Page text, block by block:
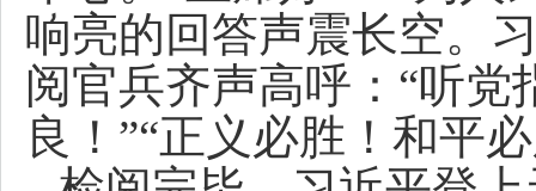
响亮的回答声震长空。
阅官兵齐声高呼：“听
良！”“正义必胜！和平